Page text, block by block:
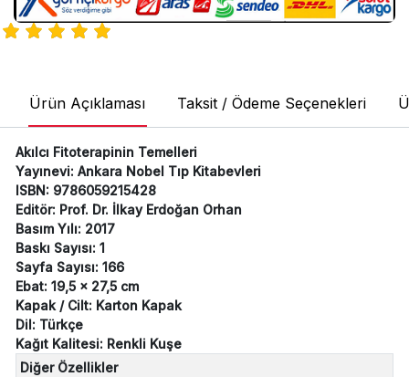
Ürün Açıklaması Taksit / Ödeme Seçenekleri
Akılcı Fitoterapinin Temelleri
Yayınevi: Ankara Nobel Tıp Kitabevleri
ISBN: 9786059215428
Editör: Prof. Dr. İlkay Erdoğan Orhan
Basım Yılı: 2017
Baskı Sayısı: 1
Sayfa Sayısı: 166
Ebat: 19,5 x 27,5 cm
Kapak / Cilt: Karton Kapak
Dil: Türkçe
Kağıt Kalitesi: Renkli Kuşe
Diğer Özellikler